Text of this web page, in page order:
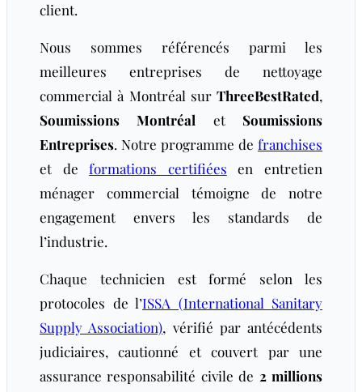
client.
Nous sommes référencés parmi les
meilleures entreprises de nettoyage
commercial à Montréal sur ThreeBestRated,
Soumissions Montréal et Soumissions
Entreprises. Notre programme de franchises
et deformations certifiées en entretien
ménager commercial témoigne de notre
engagement envers les standards de
l’industrie.
Chaque technicien est formé selon les
protocoles de l’ISSA (International Sanitary
Supply Association), vérifié par antécédents
judiciaires, cautionné et couvert par une
assurance responsabilité civile de 2 millions